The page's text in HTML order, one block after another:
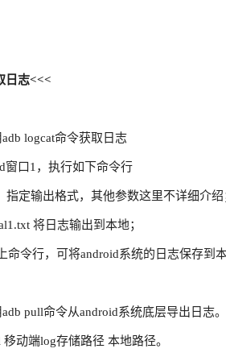
日志<<<
logcat命令获取日志
窗口1，执行如下命令行
指定输出格式，其他参数这里不详细介绍
将日志输出到本地；
命令行，可将android系统的日志保存到
pull命令从android系统底层导出日志。
移动端log存储路径 本地路径。